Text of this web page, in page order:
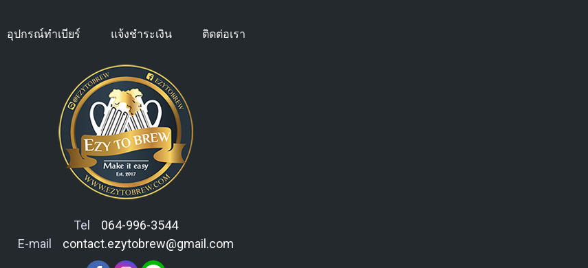
อุปกรณ์ทำเบียร์ แจ้งชำระเงิน ติดต่อเรา
Tel 064-996-3544
E-mail contact.ezytobrew@gmail.com